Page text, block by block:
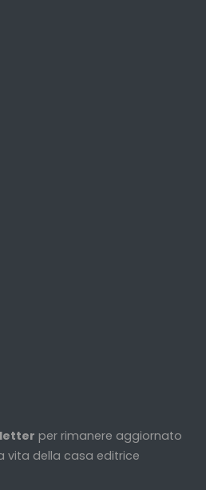
per rimanere aggiornato
vita della casa editrice